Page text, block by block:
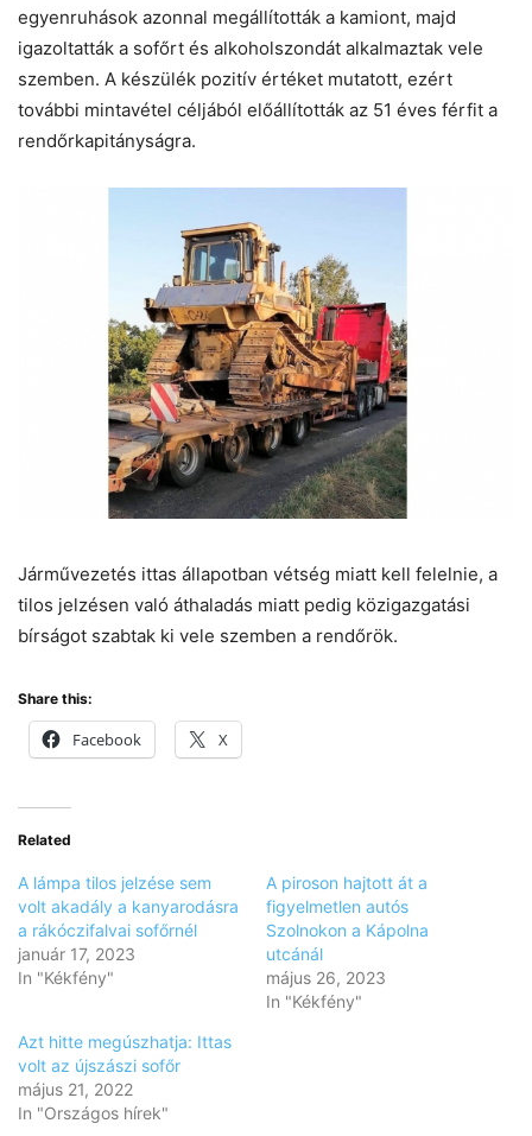
egyenruhások azonnal megállították a kamiont, majd
igazoltatták a sofőrt és alkoholszondát alkalmaztak vele
szemben. A készülék pozitív értéket mutatott, ezért
további mintavétel céljából előállították az 51 éves férfit a
rendőrkapitányságra.
Járművezetés ittas állapotban vétség miatt kell felelnie, a
tilos jelzésen való áthaladás miatt pedig közigazgatási
bírságot szabtak ki vele szemben a rendőrök.
Share this:
Facebook X
Related
A lámpa tilos jelzése sem
volt akadály a kanyarodásra
a rákóczifalvai sofőrnél
január 17, 2023
In "Kékfény"
A piroson hajtott át a
figyelmetlen autós
Szolnokon a Kápolna
utcánál
május 26, 2023
In "Kékfény"
Azt hitte megúszhatja: Ittas
volt az újszászi sofőr
május 21, 2022
In "Országos hírek"